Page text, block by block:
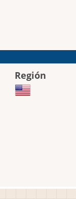
Región